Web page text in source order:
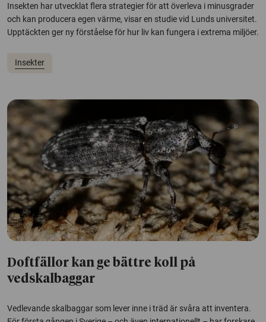
Insekten har utvecklat flera strategier för att överleva i minusgrader
och kan producera egen värme, visar en studie vid Lunds universitet.
Upptäckten ger ny förståelse för hur liv kan fungera i extrema miljöer.
Insekter
Doftfällor kan ge bättre koll på
vedskalbaggar
Vedlevande skalbaggar som lever inne i träd är svåra att inventera.